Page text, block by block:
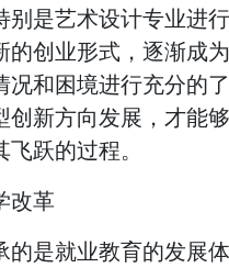
是艺术设计专业进
创业形式，逐渐成
和困境进行充分的
新方向发展，才能
跃的过程。
改革
是就业教育的发展